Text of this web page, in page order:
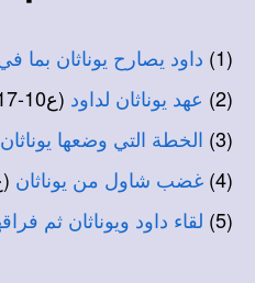
(1) داود يصارح يوناثان
(2)
عهد يوناثان لداود (ع10-17)
(3)
الخطة التي وضعها
(4)
غضب شاول من يوناثان
(5)
لقاء داود ويوناثان ثم